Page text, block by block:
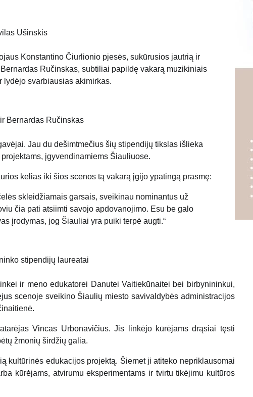
Ušinskis
Konstantino Čiurlionio pjesės, sukūrusios jautrią ir
Ručinskas, subtiliai papildę vakarą muzikiniais
lydėjo svarbiausias akimirkas.
Bernardas Ručinskas
Jau du dešimtmečius šių stipendijų tikslas išlieka
įgyvendinamiems Šiauliuose.
kelias iki šios scenos tą vakarą įgijo ypatingą prasmę:
skleidžiamais garsais, sveikinau nominantus už
čia pati atsiimti savojo apdovanojimo. Esu be galo
įrodymas, jog Šiauliai yra puiki terpė augti.“
stipendijų laureatai
ir meno edukatorei Danutei Vaitiekūnaitei bei birbynininkui,
scenoje sveikino Šiaulių miesto savivaldybės administracijos
Vincas Urbonavičius. Jis linkėjo kūrėjams drąsiai tęsti
žmonių širdžių galia.
kultūrinės edukacijos projektą. Šiemet ji atiteko nepriklausomai
kūrėjams, atvirumu eksperimentams ir tvirtu tikėjimu kultūros